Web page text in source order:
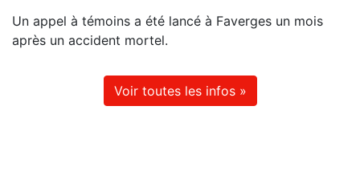
Un appel à témoins a été lancé à Faverges un mois
après un accident mortel.
Voir toutes les infos »